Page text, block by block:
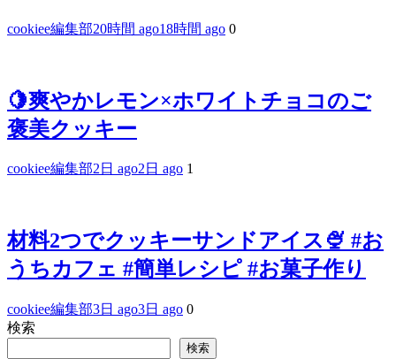
cookiee編集部20時間 ago18時間 ago 0
🍋爽やかレモン×ホワイトチョコのご
褒美クッキー
cookiee編集部2日 ago2日 ago 1
材料2つでクッキーサンドアイス🍨 #お
うちカフェ #簡単レシピ #お菓子作り
cookiee編集部3日 ago3日 ago 0
検索
検索